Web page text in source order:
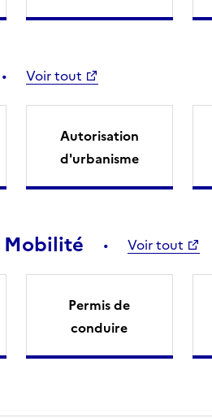
Voir tout
Autorisation
d'urbanisme
Mobilité Voir tout
Permis de
conduire